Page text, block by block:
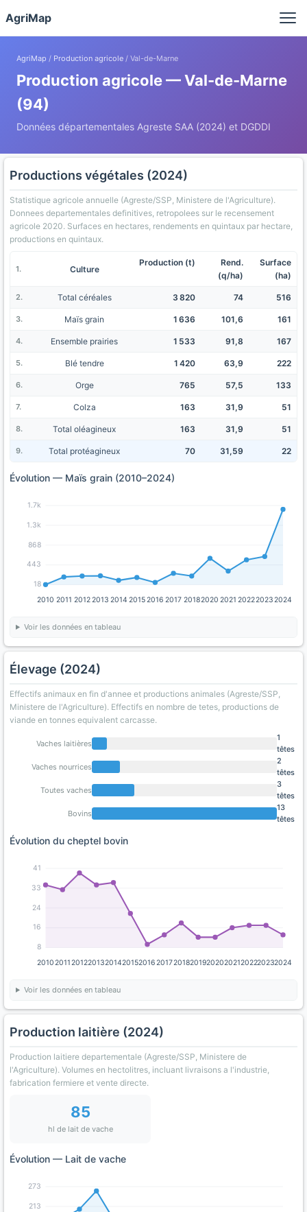
AgriMap
AgriMap / Production agricole / Val-de-Marne
Production agricole — Val-de-Marne
(94)
Données départementales Agreste SAA (2024) et DGDDI
Productions végétales (2024)
Statistique agricole annuelle (Agreste/SSP, Ministere de l'Agriculture).
Donnees departementales definitives, retropolees sur le recensement
agricole 2020. Surfaces en hectares, rendements en quintaux par hectare,
productions en quintaux.
Culture
Production (t)
Rend.
(q/ha)
Surface
(ha)
Total céréales 3 820 74 516
Maïs grain 1 636 101,6 161
Ensemble prairies 1 533 91,8 167
Blé tendre 1 420 63,9 222
Orge 765 57,5 133
Colza 163 31,9 51
Total oléagineux 163 31,9 51
Total protéagineux 70 31,59 22
Évolution — Maïs grain (2010–2024)
18
443
868
1.3k
1.7k
2010 2011 20122013 2014 20152016 2017 20182020 2021 202220232024
Voir les données en tableau
Élevage (2024)
Effectifs animaux en fin d'annee et productions animales (Agreste/SSP,
Ministere de l'Agriculture). Effectifs en nombre de tetes, productions de
viande en tonnes equivalent carcasse.
Vaches laitières
1
têtes
Vaches nourrices
2
têtes
Toutes vaches
3
têtes
Bovins
13
têtes
Évolution du cheptel bovin
8
16
24
33
41
201020112012201320142015201620172018201920202021202220232024
Voir les données en tableau
Production laitière (2024)
Production laitiere departementale (Agreste/SSP, Ministere de
l'Agriculture). Volumes en hectolitres, incluant livraisons a l'industrie,
fabrication fermiere et vente directe.
85
hl de lait de vache
Évolution — Lait de vache
213
273